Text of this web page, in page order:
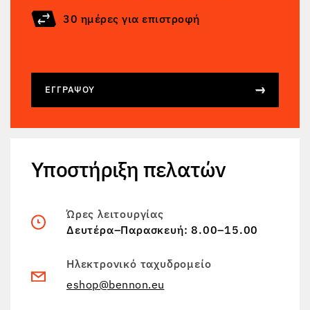
30 ημέρες για επιστροφή
ΕΓΓΡΆΨΟΥ
Υποστήριξη πελατών
Ώρες λειτουργίας
Δευτέρα–Παρασκευή: 8.00–15.00
Ηλεκτρονικό ταχυδρομείο
eshop@bennon.eu